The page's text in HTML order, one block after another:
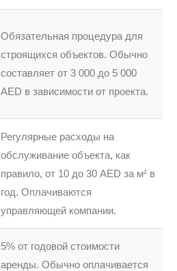
Обязательная процедура для
строящихся объектов. Обычно
составляет от 3 000 до 5 000
AED в зависимости от проекта.
Регулярные расходы на
обслуживание объекта, как
правило, от 10 до 30 AED за м² в
год. Оплачиваются
управляющей компании.
5% от годовой стоимости
аренды. Обычно оплачивается